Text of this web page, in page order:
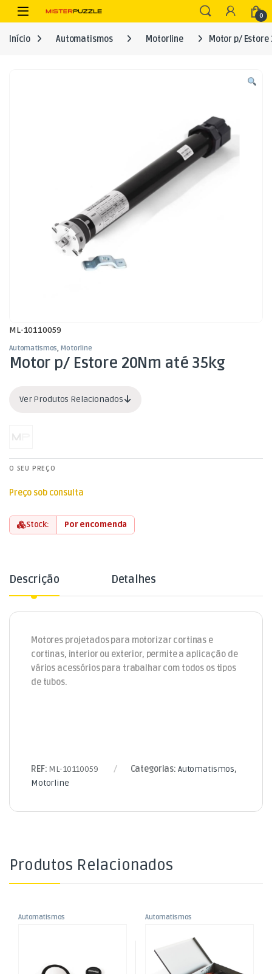
Skip to navigation
Skip to content
Open 0
Início Automatismos Motorline Motor p/ Estore
ML-10110059
Automatismos,Motorline
Motor p/ Estore 20Nm até 35kg
Ver Produtos Relacionados
O SEU PREÇO
Preço sob consulta
Stock: Por encomenda
Descrição Detalhes
Motores projetados para motorizar cortinas e
cortinas, interior ou exterior, permite a aplicação de
vários acessórios para trabalhar com todos os tipos
de tubos.
REF: ML-10110059 Categorias: Automatismos,
Motorline
Produtos Relacionados
Automatismos
Automatismos
Caixa Metálica – FAC5A